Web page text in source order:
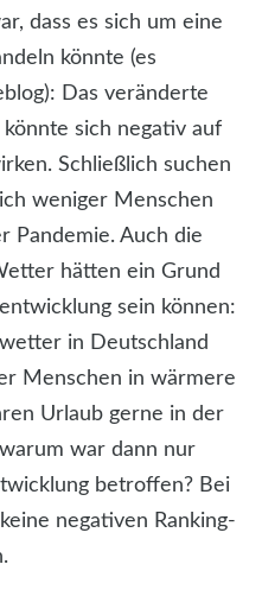
dass es sich um eine
könnte (es
Das veränderte
sich negativ auf
Schließlich suchen
weniger Menschen
Pandemie. Auch die
hätten ein Grund
sein können:
in Deutschland
Menschen in wärmere
Urlaub gerne in der
war dann nur
betroffen? Bei
negativen Ranking-